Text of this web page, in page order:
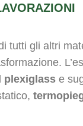
tutti gli altri
plexiglass e